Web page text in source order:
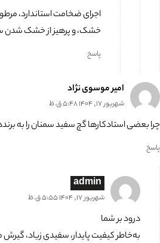
اجرای ضخامت استاندارد،
خشک، و پرهیز از خشک شدن
پاسخ
امیر موسوی نژاد
شهریور 17, 1404 5:48 ق.ظ
چرا بعضی استادکارها گچ سفید سمنان را به
پاسخ
admin
شهریور 17, 1404 5:55 ق.ظ
درود بر شما
به‌خاطر کیفیت پایدار، سفیدی زیاد،